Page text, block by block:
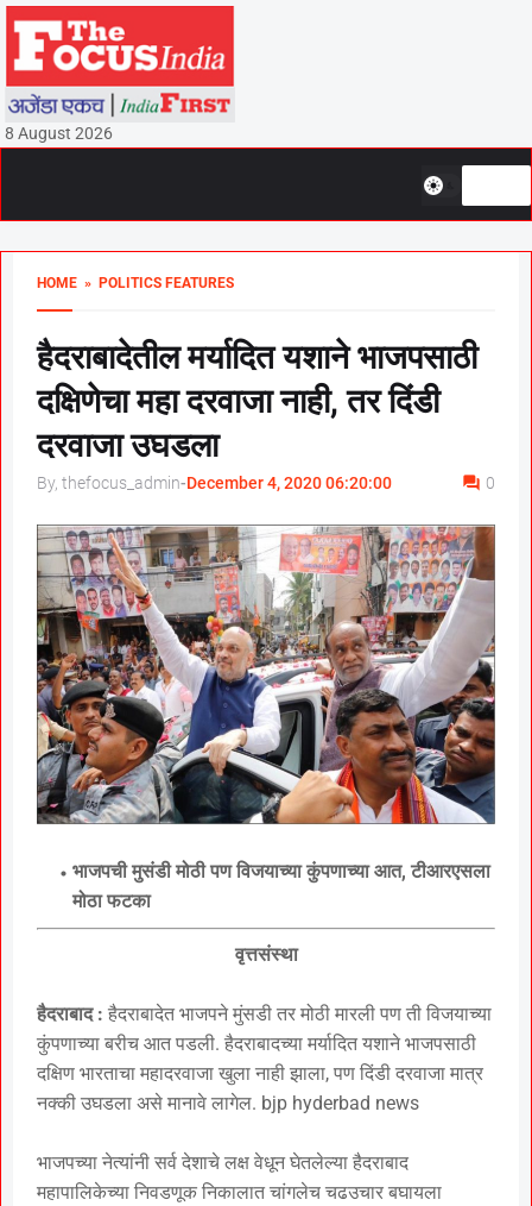
8 August 2026
HOME » POLITICS FEATURES
हैदराबादेतील मर्यादित यशाने भाजपसाठी
दक्षिणेचा महा दरवाजा नाही, तर दिंडी
दरवाजा उघडला
By, thefocus_admin-December 4, 2020 06:20:00 0
भाजपची मुसंडी मोठी पण विजयाच्या कुंपणाच्या आत, टीआरएसला
मोठा फटका
वृत्तसंस्था
हैदराबाद : हैदराबादेत भाजपने मुंसडी तर मोठी मारली पण ती विजयाच्या
कुंपणाच्या बरीच आत पडली. हैदराबादच्या मर्यादित यशाने भाजपसाठी
दक्षिण भारताचा महादरवाजा खुला नाही झाला, पण दिंडी दरवाजा मात्र
नक्की उघडला असे मानावे लागेल. bjp hyderbad news
भाजपच्या नेत्यांनी सर्व देशाचे लक्ष वेधून घेतलेल्या हैदराबाद
महापालिकेच्या निवडणूक निकालात चांगलेच चढउचार बघायला